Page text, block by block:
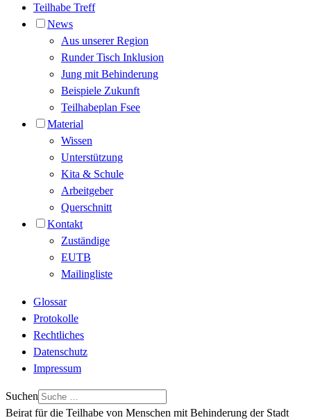
Teilhabe Treff
News
Aus unserer Region
Runder Tisch Inklusion
Jung mit Behinderung
Beispiele Zukunft
Teilhabeplan Fsee
Material
Wissen
Unterstützung
Kita & Schule
Arbeitgeber
Querschnitt
Kontakt
Zuständige
EUTB
Mailingliste
Glossar
Protokolle
Rechtliches
Datenschutz
Impressum
Suchen
Beirat für die Teilhabe von Menschen mit Behinderung der Stadt